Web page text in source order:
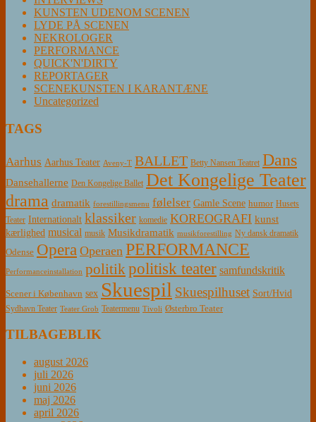
KUNSTEN UDENOM SCENEN
LYDE PÅ SCENEN
NEKROLOGER
PERFORMANCE
QUICK'N'DIRTY
REPORTAGER
SCENEKUNSTEN I KARANTÆNE
Uncategorized
TAGS
Aarhus Aarhus Teater Aveny-T BALLET Betty Nansen Teatret Dans
Dansehallerne Den Kongelige Ballet Det Kongelige Teater
drama dramatik forestillingsmenu følelser Gamle Scene humor Husets
Teater Internationalt klassiker komedie KOREOGRAFI kunst
kærlighed musical musik Musikdramatik musikforestilling Ny dansk dramatik
Odense Opera Operaen PERFORMANCE
Performanceinstallation politik politisk teater samfundskritik
Scener i København sex Skuespil Skuespilhuset Sort/Hvid
Sydhavn Teater Teater Grob Teatermenu Tivoli Østerbro Teater
TILBAGEBLIK
august 2026
juli 2026
juni 2026
maj 2026
april 2026